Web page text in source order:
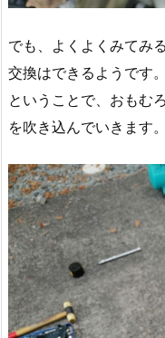
でも、よくよくみてみ
交換はできるようです。
ということで、おもむ
を吹き込んでいきます。